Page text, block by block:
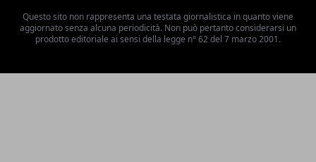
Questo sito non rappresenta una testata giornalistica in quanto viene
aggiornato senza alcuna periodicità. Non può pertanto considerarsi un
prodotto editoriale ai sensi della legge n° 62 del 7 marzo 2001.